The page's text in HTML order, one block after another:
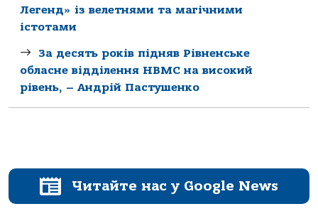
Легенд» із велетнями та магічними
істотами
За десять років підняв Рівненське
обласне відділення НВМС на високий
рівень, – Андрій Пастушенко
Читайте нас у Google News